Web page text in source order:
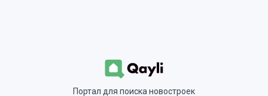
Портал для поиска новостроек